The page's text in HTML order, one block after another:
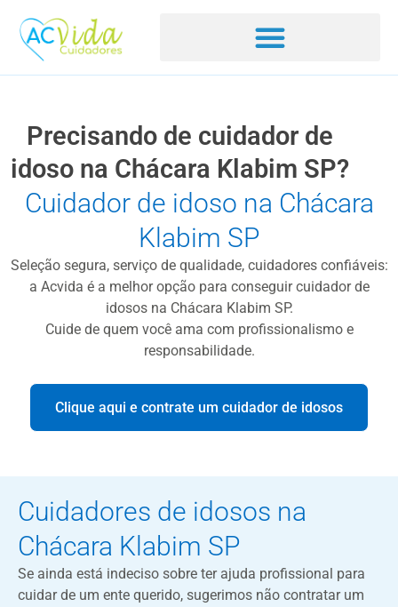
Precisando de cuidador de
idoso na Chácara Klabim SP?
Cuidador de idoso na Chácara
Klabim SP
Seleção segura, serviço de qualidade, cuidadores confiáveis:
a Acvida é a melhor opção para conseguir cuidador de
idosos na Chácara Klabim SP.
Cuide de quem você ama com profissionalismo e
responsabilidade.
Clique aqui e contrate um cuidador de idosos
Cuidadores de idosos na
Chácara Klabim SP
Se ainda está indeciso sobre ter ajuda profissional para
cuidar de um ente querido, sugerimos não contratar um